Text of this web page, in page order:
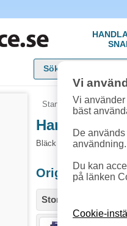
Startsida » Sök bläck
Handla
Bläck och tillbehör som
Storlek / info
Vi
Vi
bäst
De
användning.
Du kan
på länken
Cookie-